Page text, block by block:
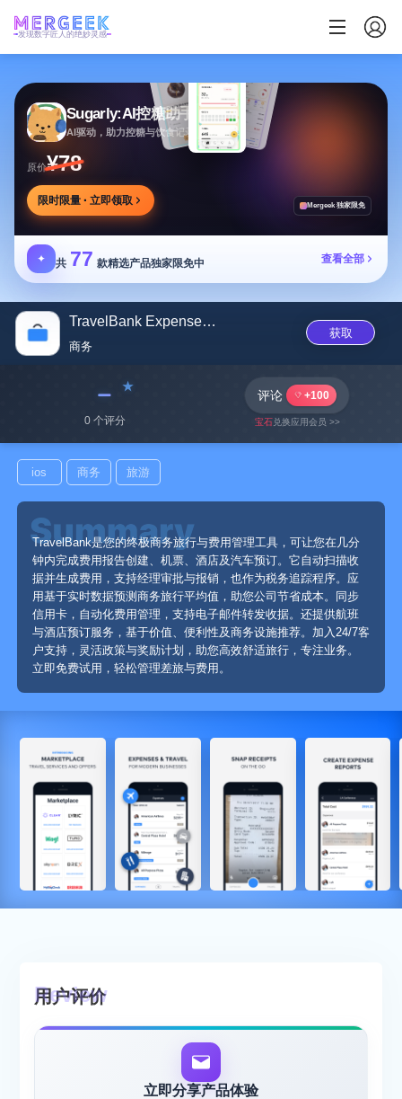
发现数字匠人的绝妙灵感
Sugarly:AI控糖助手
AI驱动，助力控糖与饮食记录，提供个性化建议
原价¥78
限时限量 · 立即领取 Mergeek 独家限免
✦ 共 77 款精选产品独家限免中 查看全部
TravelBank Expenses and Travel
商务
获取
﹣
0 个评分
评论 +100
宝石兑换应用会员 >>
ios 商务 旅游
TravelBank是您的终极商务旅行与费用管理工具，可让您在几分
钟内完成费用报告创建、机票、酒店及汽车预订。它自动扫描收
据并生成费用，支持经理审批与报销，也作为税务追踪程序。应
用基于实时数据预测商务旅行平均值，助您公司节省成本。同步
信用卡，自动化费用管理，支持电子邮件转发收据。还提供航班
与酒店预订服务，基于价值、便利性及商务设施推荐。加入24/7客
户支持，灵活政策与奖励计划，助您高效舒适旅行，专注业务。
立即免费试用，轻松管理差旅与费用。
用户评价
立即分享产品体验